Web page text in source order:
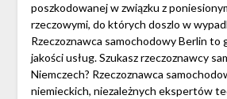
poszkodowanej w związku z
rzeczowymi, do których doszlo w
Rzeczoznawca samochodowy Berlin to
jakości usług. Szukasz rzeczoznawcy
Niemczech? Rzeczoznawca
niemieckich, niezależnych ekspertów